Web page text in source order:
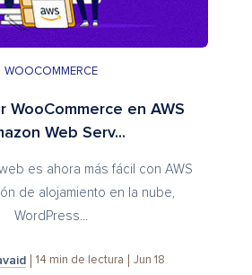
WOOCOMMERCE
WooCommerce en AWS
Web Serv...
es ahora más fácil con AWS
de alojamiento en la nube,
WordPress...
14 min de lectura Jun 18